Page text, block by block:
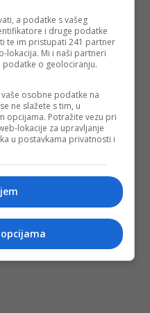
a podatke s vašeg
i druge podatke
te im pristupati 241 partner
lokacija. Mi i naši partneri
o geolociranju.
osobne podatke na
ne slažete s tim, u
opcijama. Potražite vezu pri
lokacije za upravljanje
u postavkama privatnosti i